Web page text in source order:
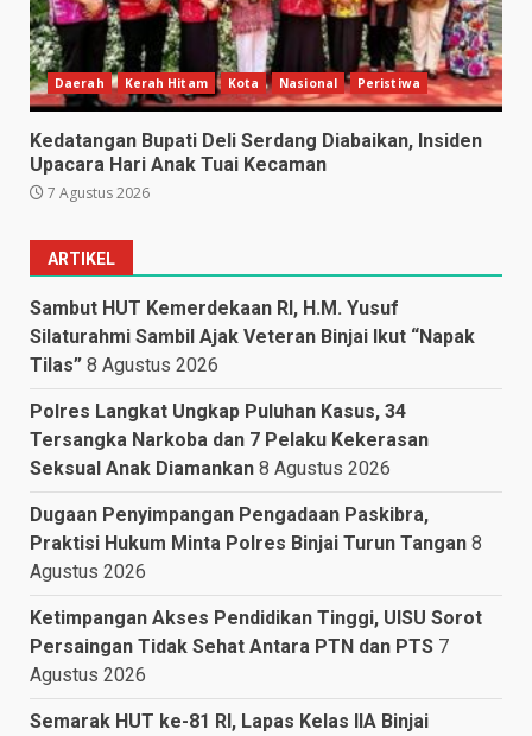
Daerah Kerah Hitam Kota Nasional Peristiwa
Kedatangan Bupati Deli Serdang Diabaikan, Insiden
Upacara Hari Anak Tuai Kecaman
7 Agustus 2026
ARTIKEL
Sambut HUT Kemerdekaan RI, H.M. Yusuf
Silaturahmi Sambil Ajak Veteran Binjai Ikut “Napak
Tilas” 8 Agustus 2026
Polres Langkat Ungkap Puluhan Kasus, 34
Tersangka Narkoba dan 7 Pelaku Kekerasan
Seksual Anak Diamankan 8 Agustus 2026
Dugaan Penyimpangan Pengadaan Paskibra,
Praktisi Hukum Minta Polres Binjai Turun Tangan 8
Agustus 2026
Ketimpangan Akses Pendidikan Tinggi, UISU Sorot
Persaingan Tidak Sehat Antara PTN dan PTS 7
Agustus 2026
Semarak HUT ke-81 RI, Lapas Kelas IIA Binjai